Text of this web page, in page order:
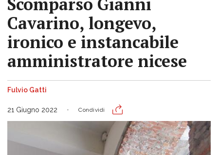
Cavarino, longevo,
ironico e instancabile
amministratore nicese
Fulvio Gatti
21 Giugno 2022 Condividi